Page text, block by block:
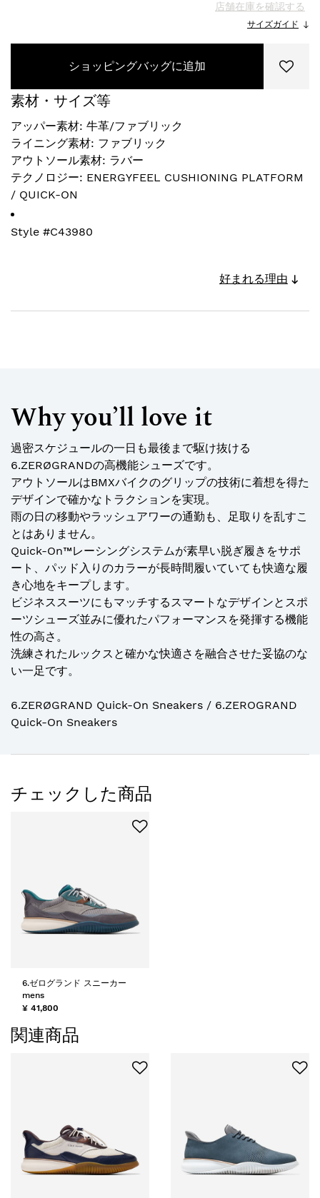
店舗在庫を確認する
サイズガイド
ショッピングバッグに追加
素材・サイズ等
アッパー素材: 牛革/ファブリック
ライニング素材: ファブリック
アウトソール素材: ラバー
テクノロジー: ENERGYFEEL CUSHIONING PLATFORM
/ QUICK-ON
Style #C43980
好まれる理由
Why you’ll love it
過密スケジュールの一日も最後まで駆け抜ける
6.ZERØGRANDの高機能シューズです。
アウトソールはBMXバイクのグリップの技術に着想を得た
デザインで確かなトラクションを実現。
雨の日の移動やラッシュアワーの通勤も、足取りを乱すこ
とはありません。
Quick-On™レーシングシステムが素早い脱ぎ履きをサポ
ート、パッド入りのカラーが長時間履いていても快適な履
き心地をキープします。
ビジネススーツにもマッチするスマートなデザインとスポ
ーツシューズ並みに優れたパフォーマンスを発揮する機能
性の高さ。
洗練されたルックスと確かな快適さを融合させた妥協のな
い一足です。
6.ZERØGRAND Quick-On Sneakers / 6.ZEROGRAND
Quick-On Sneakers
チェックした商品
6.ゼログランド スニーカー
mens
¥ 41,800
関連商品